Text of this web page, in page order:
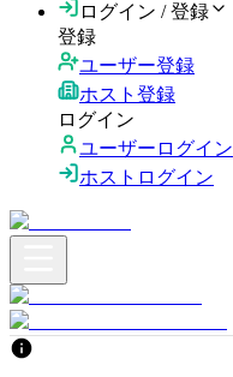
ログイン / 登録
登録
ユーザー登録
ホスト登録
ログイン
ユーザーログイン
ホストログイン